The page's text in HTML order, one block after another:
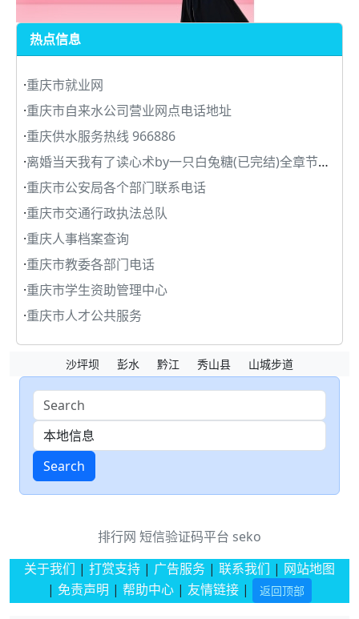
热点信息
·重庆市就业网
·重庆市自来水公司营业网点电话地址
·重庆供水服务热线 966886
·离婚当天我有了读心术by一只白兔糖(已完结)全章节目录
·重庆市公安局各个部门联系电话
·重庆市交通行政执法总队
·重庆人事档案查询
·重庆市教委各部门电话
·重庆市学生资助管理中心
·重庆市人才公共服务
沙坪坝 彭水 黔江 秀山县 山城步道
Search
排行网 短信验证码平台 seko
关于我们 | 打赏支持 | 广告服务 | 联系我们 | 网站地图
| 免责声明 | 帮助中心 | 友情链接 | 返回顶部